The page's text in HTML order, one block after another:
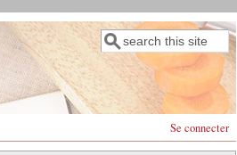
Formulaire de
Rechercher
Se connecter